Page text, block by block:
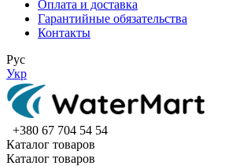
Оплата и доставка
Гарантийные обязательства
Контакты
Рус
Укр
+380 67 704 54 54
Каталог товаров
Каталог товаров